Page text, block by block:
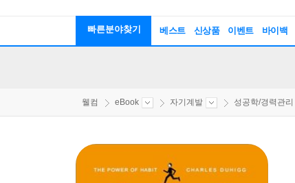
빠른분야찾기 베스트 신상품 이벤트 바이백
웰컴 eBook 자기계발 성공학/경력관리